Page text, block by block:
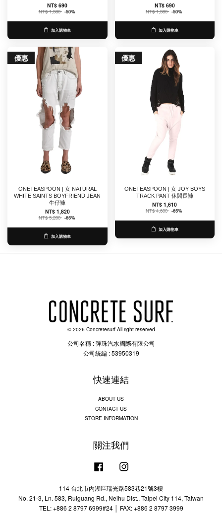
NT$ 690
NT$ 1,380 -50%
加入購物車
NT$ 690
NT$ 1,380 -50%
加入購物車
優惠
ONETEASPOON | 女 NATURAL
WHITE SAINTS BOYFRIEND JEAN
牛仔褲
NT$ 1,820
NT$ 5,200 -65%
加入購物車
優惠
ONETEASPOON | 女 JOY BOYS
TRACK PANT 休閒長褲
NT$ 1,610
NT$ 4,600 -65%
加入購物車
© 2026 Concretesurf All right reserved
公司名稱 : 彈珠汽水國際有限公司
公司統編 : 53950319
快速連結
ABOUT US
CONTACT US
STORE INFORMATION
關注我們
Facebook
114 台北市內湖區瑞光路583巷21號3樓
No. 21-3, Ln. 583, Ruiguang Rd., Neihu Dist., Taipei City 114, Taiwan
TEL: +886 2 8797 6999#24 │ FAX: +886 2 8797 3999